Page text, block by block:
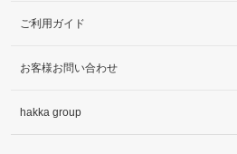
ご利用ガイド
お客様お問い合わせ
hakka group